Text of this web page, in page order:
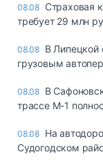
08.08 Страховая
требует 29 млн
08.08 В Липецкой
грузовым
08.08 В
трассе М-1
08.08 На
Судогодском